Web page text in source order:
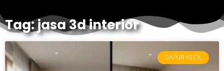
Tag: jasa 3d interior
DAPUR KECIL